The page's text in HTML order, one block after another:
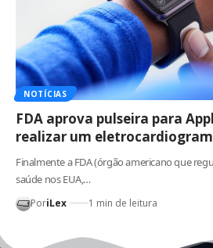
NOTÍCIAS
FDA aprova pulseira para
realizar um
Finalmente a FDA (órgão americano que
saúde nos EUA,…
PoriLex 1 min de leitura